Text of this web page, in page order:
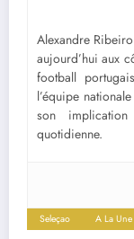
Alexandre
aujourd’hui aux
football
l’équipe
son
quotidienne.
Seleçao A La Une